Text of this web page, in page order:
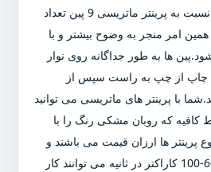
دهند.پرینتر ماتریسی 24 پین نسبت به پرینتر ماتریسی 9 پین تعداد
امر منجر به وضوح بیشتر و با
ها به طور جداگانه روی نوار
چاپ از چپ به راست سپس از
با پرینتر های ماتریسی می توانید
کافیه که روبان مشکی رنگ را با
پرینتر ها ارزان قیمت می باشند و
به طور معمول با سرعت 600-100 کاراکتر در ثانیه می توانند کار